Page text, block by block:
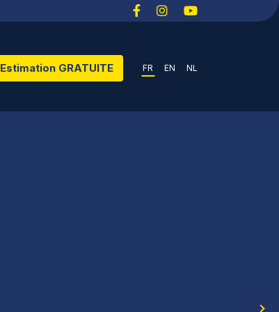
Estimation GRATUITE FR EN NL